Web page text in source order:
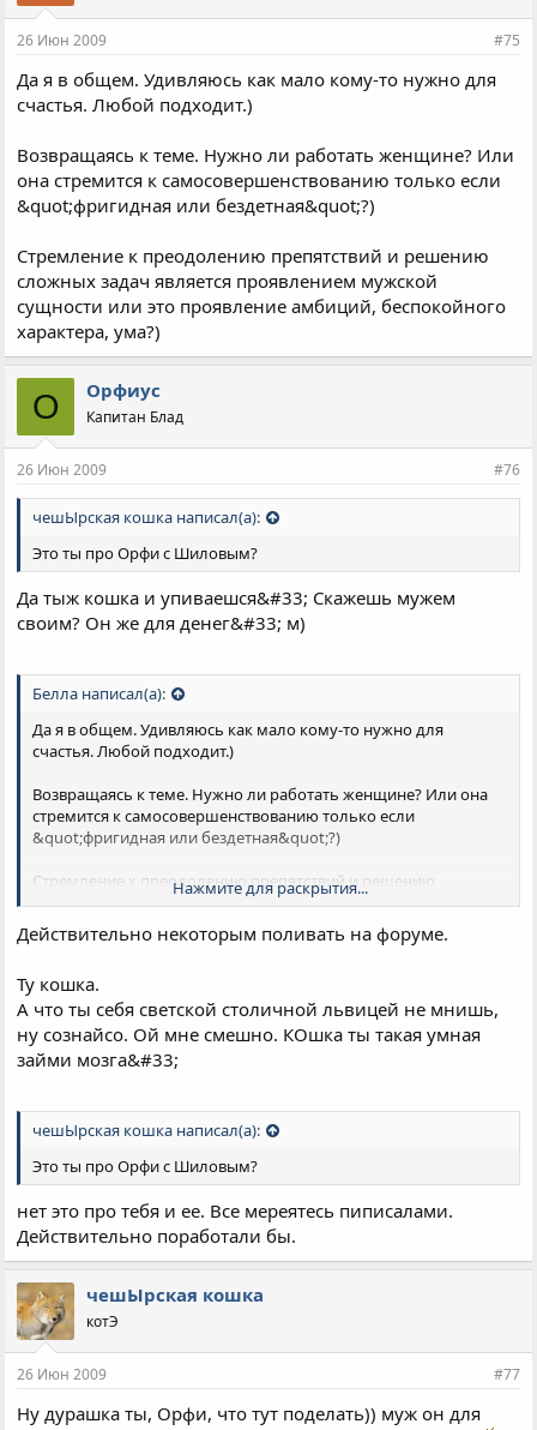
26 Июн 2009 #75
Да я в общем. Удивляюсь как мало кому-то нужно для
счастья. Любой подходит.)
Возвращаясь к теме. Нужно ли работать женщине? Или
она стремится к самосовершенствованию только если
&quot;фригидная или бездетная&quot;?)
Стремление к преодолению препятствий и решению
сложных задач является проявлением мужской
сущности или это проявление амбиций, беспокойного
характера, ума?)
О Орфиус
Капитан Блад
26 Июн 2009 #76
чешЫрская кошка написал(а):
Это ты про Орфи с Шиловым?
Да тыж кошка и упиваешся&#33; Скажешь мужем
своим? Он же для денег&#33; м)
Белла написал(а):
Да я в общем. Удивляюсь как мало кому-то нужно для
счастья. Любой подходит.)
Возвращаясь к теме. Нужно ли работать женщине? Или она
стремится к самосовершенствованию только если
&quot;фригидная или бездетная&quot;?)
Стремление к преодолению препятствий и решению
сложных задач является проявлением мужской сущности или
это проявление амбиций, беспокойного характера, ума?)
Нажмите для раскрытия...
Действительно некоторым поливать на форуме.
Ту кошка.
А что ты себя светской столичной львицей не мнишь,
ну сознайсо. Ой мне смешно. КОшка ты такая умная
займи мозга&#33;
чешЫрская кошка написал(а):
Это ты про Орфи с Шиловым?
нет это про тебя и ее. Все мереятесь пиписалами.
Действительно поработали бы.
чешЫрская кошка
котЭ
26 Июн 2009 #77
Ну дурашка ты, Орфи, что тут поделать)) муж он для